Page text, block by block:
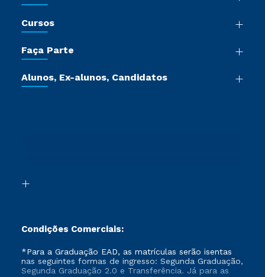
Sala de Imprensa
Certificadoras
Jornada do Aluno
Cursos
Pós-graduação
Cursos Livres
Faça Parte
Vestibular Redação
Formação Pedagógica - R2
Alunos, Ex-alunos, Candidatos
Condições Comerciais:
*Para a Graduação EAD, as matrículas serão isentas
nas seguintes formas de ingresso: Segunda Graduação,
Segunda Graduação 2.0 e Transferência. Já para as